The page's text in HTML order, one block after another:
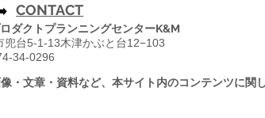
CONTACT
ダクトプランニングセンターK&M
台5-1-13木津かぶと台12−103
34-0296
・文章・資料など、本サイト内のコンテンツに関